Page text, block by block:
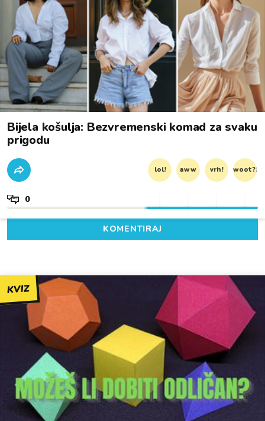
Bijela košulja: Bezvremenski komad za svaku
prigodu
lol! aww vrh! woot?!
0
KOMENTIRAJ
KVIZ